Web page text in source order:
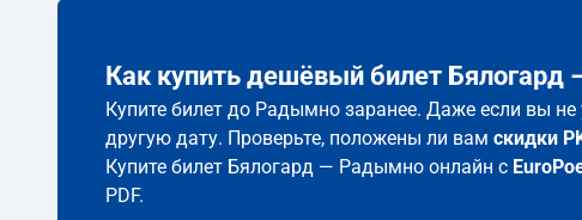
Как купить дешёвый билет
Купите билет до Радымно заранее. Даже если вы
другую дату. Проверьте, положены ли вам скидки
Купите билет Бялогард — Радымно онлайн с
PDF.